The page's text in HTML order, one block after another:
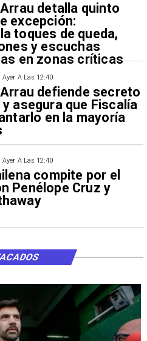
detalla quinto
excepción:
toques de queda,
y escuchas
en zonas críticas
Ayer A Las 12:40
defiende secreto
asegura que Fiscalía
en la mayoría
Ayer A Las 12:40
compite por el
Penélope Cruz y